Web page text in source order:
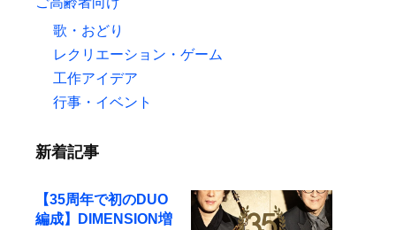
歌・おどり
レクリエーション・ゲーム
工作アイデア
行事・イベント
新着記事
【35周年で初のDUO
編成】DIMENSION増